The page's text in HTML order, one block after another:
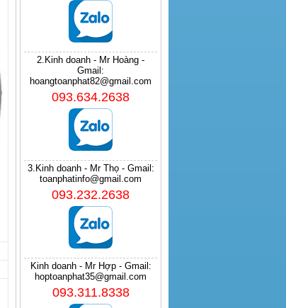
2.Kinh doanh - Mr Hoàng -
Gmail:
hoangtoanphat82@gmail.com
093.634.2638
3.Kinh doanh - Mr Thọ - Gmail:
toanphatinfo@gmail.com
093.232.2638
Kinh doanh - Mr Hợp - Gmail:
hoptoanphat35@gmail.com
093.311.8338